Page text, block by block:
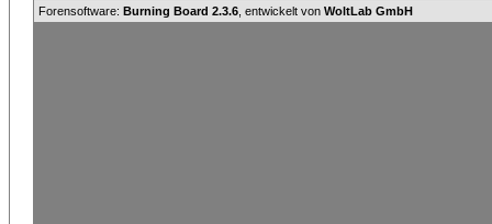
Forensoftware: Burning Board 2.3.6 , entwickelt von WoltLab GmbH